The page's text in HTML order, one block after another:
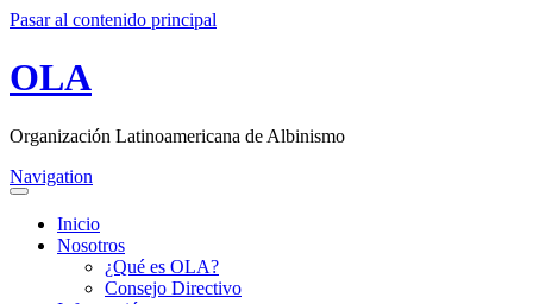
Pasar al contenido principal
OLA
Organización Latinoamericana de Albinismo
Navigation
Inicio
Nosotros
¿Qué es OLA?
Consejo Directivo